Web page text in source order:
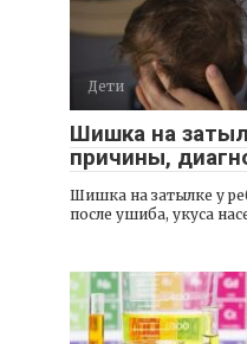
Дети
Шишка на
причины,
Шишка на затылке у
после ушиба, укуса